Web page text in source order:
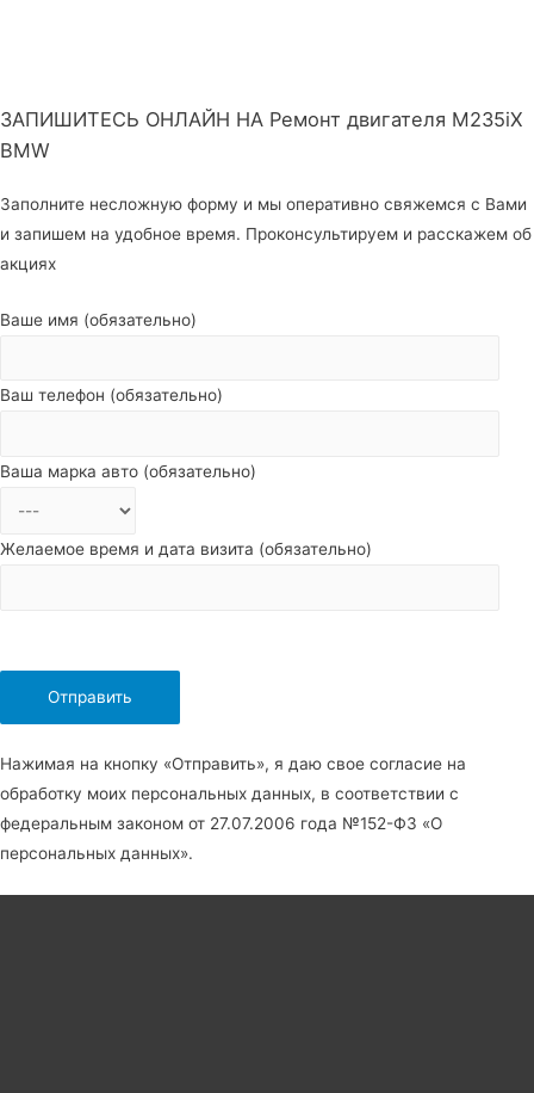
ЗАПИШИТЕСЬ ОНЛАЙН НА Ремонт двигателя M235iX
BMW
Заполните несложную форму и мы оперативно свяжемся с Вами
и запишем на удобное время. Проконсультируем и расскажем об
акциях
Ваше имя (обязательно)
Ваш телефон (обязательно)
Ваша марка авто (обязательно)
Желаемое время и дата визита (обязательно)
Нажимая на кнопку «Отправить», я даю свое согласие на
обработку моих персональных данных, в соответствии с
федеральным законом от 27.07.2006 года №152-Ф3 «О
персональных данных».